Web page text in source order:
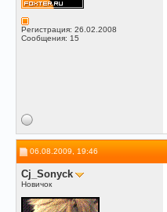
Регистрация: 26.02.2008
Сообщения: 15
06.08.2009, 19:46
Cj_Sonyck
Новичок